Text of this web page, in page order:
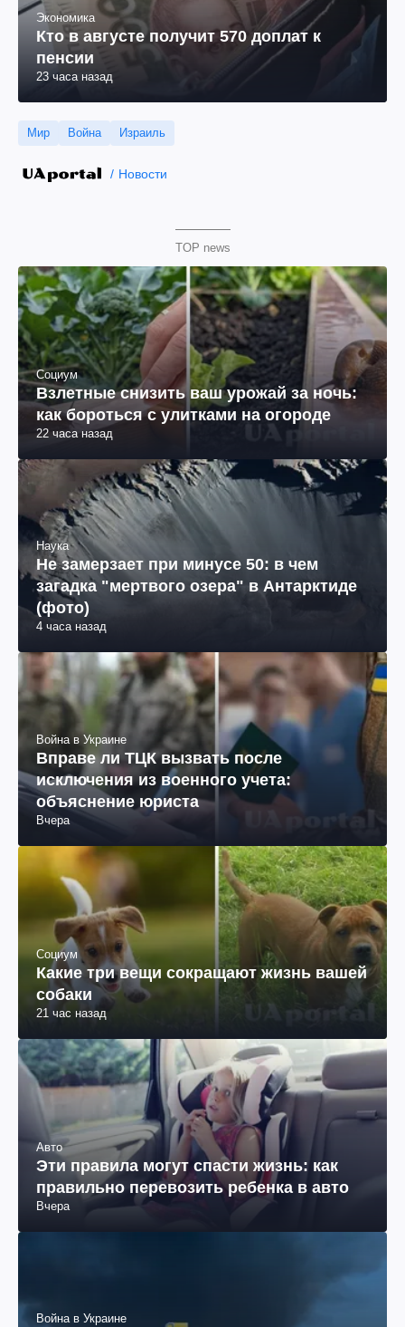
Экономика
Кто в августе получит 570 доплат к
пенсии
23 часа назад
Мир Война Израиль
Новости
TOP news
Социум
Взлетные снизить ваш урожай за ночь:
как бороться с улитками на огороде
22 часа назад
Наука
Не замерзает при минусе 50: в чем
загадка "мертвого озера" в Антарктиде
(фото)
4 часа назад
Война в Украине
Вправе ли ТЦК вызвать после
исключения из военного учета:
объяснение юриста
Вчера
Социум
Какие три вещи сокращают жизнь вашей
собаки
21 час назад
Авто
Эти правила могут спасти жизнь: как
правильно перевозить ребенка в авто
Вчера
Война в Украине